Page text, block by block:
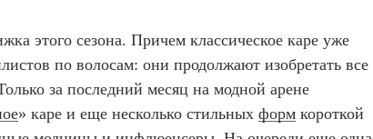
этого сезона. Причем классическое каре уже
по волосам: они продолжают изобретать все
за последний месяц на модной арене
» каре и еще несколько стильных форм короткой